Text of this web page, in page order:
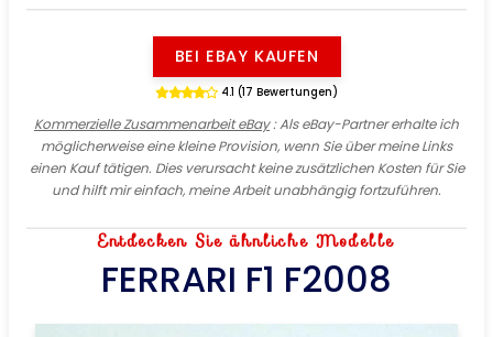
BEI EBAY KAUFEN
4.1 (17 Bewertungen)
Kommerzielle Zusammenarbeit eBay: Als eBay-Partner erhalte ich
möglicherweise eine kleine Provision, wenn Sie über meine Links
einen Kauf tätigen. Dies verursacht keine zusätzlichen Kosten für Sie
und hilft mir einfach, meine Arbeit unabhängig fortzuführen.
Entdecken Sie ähnliche Modelle
FERRARI F1 F2008